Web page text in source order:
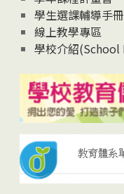
學生選課輔導手冊
線上教學專區
學校介紹